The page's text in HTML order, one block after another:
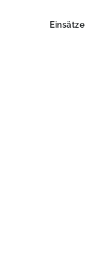
Einsätze